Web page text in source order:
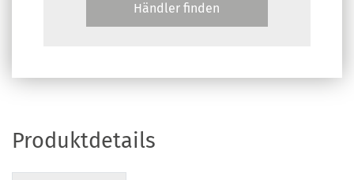
Händler finden
Produktdetails